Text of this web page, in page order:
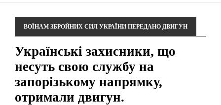
ВОЇНАМ ЗБРОЙНИХ СИЛ УКРАЇНИ ПЕРЕДАНО ДВИГУН
Українські захисники, що
несуть свою службу на
запорізькому напрямку,
отримали двигун.